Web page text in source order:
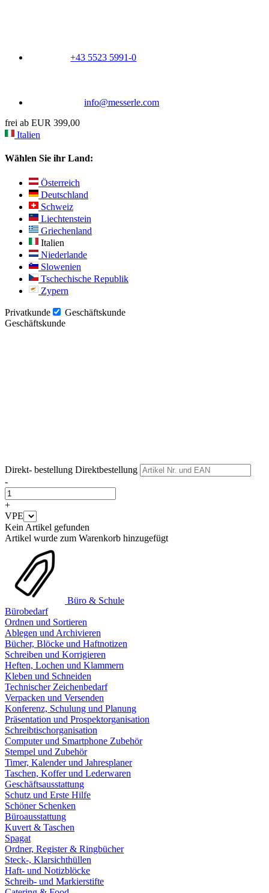
+43 5523 5991-0
info@messerle.com
frei ab EUR 399,00
Italien
Wählen Sie ihr Land:
Österreich
Deutschland
Schweiz
Liechtenstein
Griechenland
Italien
Niederlande
Slowenien
Tschechische Republik
Zypern
Privatkunde
Geschäftskunde
Geschäftskunde
Direkt- bestellung Direktbestellung
-
+
VPE
Kein Artikel gefunden
Artikel wurde zum Warenkorb hinzugefügt
Büro & Schule
Bürobedarf
Ordnen und Sortieren
Ablegen und Archivieren
Bücher, Blöcke und Haftnotizen
Schreiben und Korrigieren
Heften, Lochen und Klammern
Kleben und Schneiden
Technischer Zeichenbedarf
Verpacken und Versenden
Konferenz, Schulung und Planung
Präsentation und Prospektorganisation
Schreibtischorganisation
Computer und Smartphone Zubehör
Stempel und Zubehör
Timer, Kalender und Jahresplaner
Taschen, Koffer und Lederwaren
Geschäftsausstattung
Schutz und Erste Hilfe
Schöner Schenken
Büroausstattung
Kuvert & Taschen
Spagat
Ordner, Register & Ringbücher
Steck-, Klarsichthüllen
Haft- und Notizblöcke
Schreib- und Markierstifte